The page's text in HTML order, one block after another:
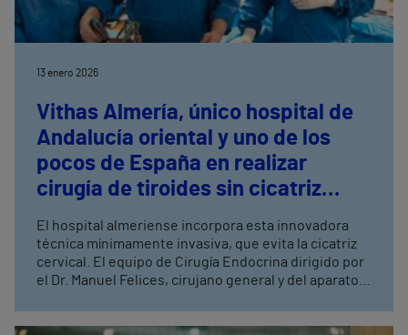
13 enero 2026
Vithas Almería, único hospital de
Andalucía oriental y uno de los
pocos de España en realizar
cirugía de tiroides sin cicatriz
El hospital almeriense incorpora esta innovadora
técnica mínimamente invasiva, que evita la cicatriz
cervical. El equipo de Cirugía Endocrina dirigido por
el Dr. Manuel Felices, cirujano general y del aparato
intervenciones.